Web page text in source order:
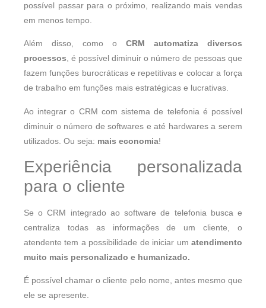
possível passar para o próximo, realizando mais vendas
em menos tempo.
Além disso, como o CRM automatiza diversos
processos, é possível diminuir o número de pessoas que
fazem funções burocráticas e repetitivas e colocar a força
de trabalho em funções mais estratégicas e lucrativas.
Ao integrar o CRM com sistema de telefonia é possível
diminuir o número de softwares e até hardwares a serem
utilizados. Ou seja: mais economia!
Experiência personalizada
para o cliente
Se o CRM integrado ao software de telefonia busca e
centraliza todas as informações de um cliente, o
atendente tem a possibilidade de iniciar um atendimento
muito mais personalizado e humanizado.
É possível chamar o cliente pelo nome, antes mesmo que
ele se apresente.